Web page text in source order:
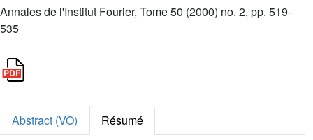
Annales de l'Institut Fourier, Tome 50 (2000) no. 2, pp. 519-
535
Abstract (VO)
Résumé